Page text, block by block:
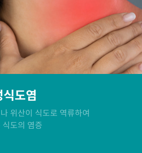
도염
위산이 식도로 역류하여
식도의 염증